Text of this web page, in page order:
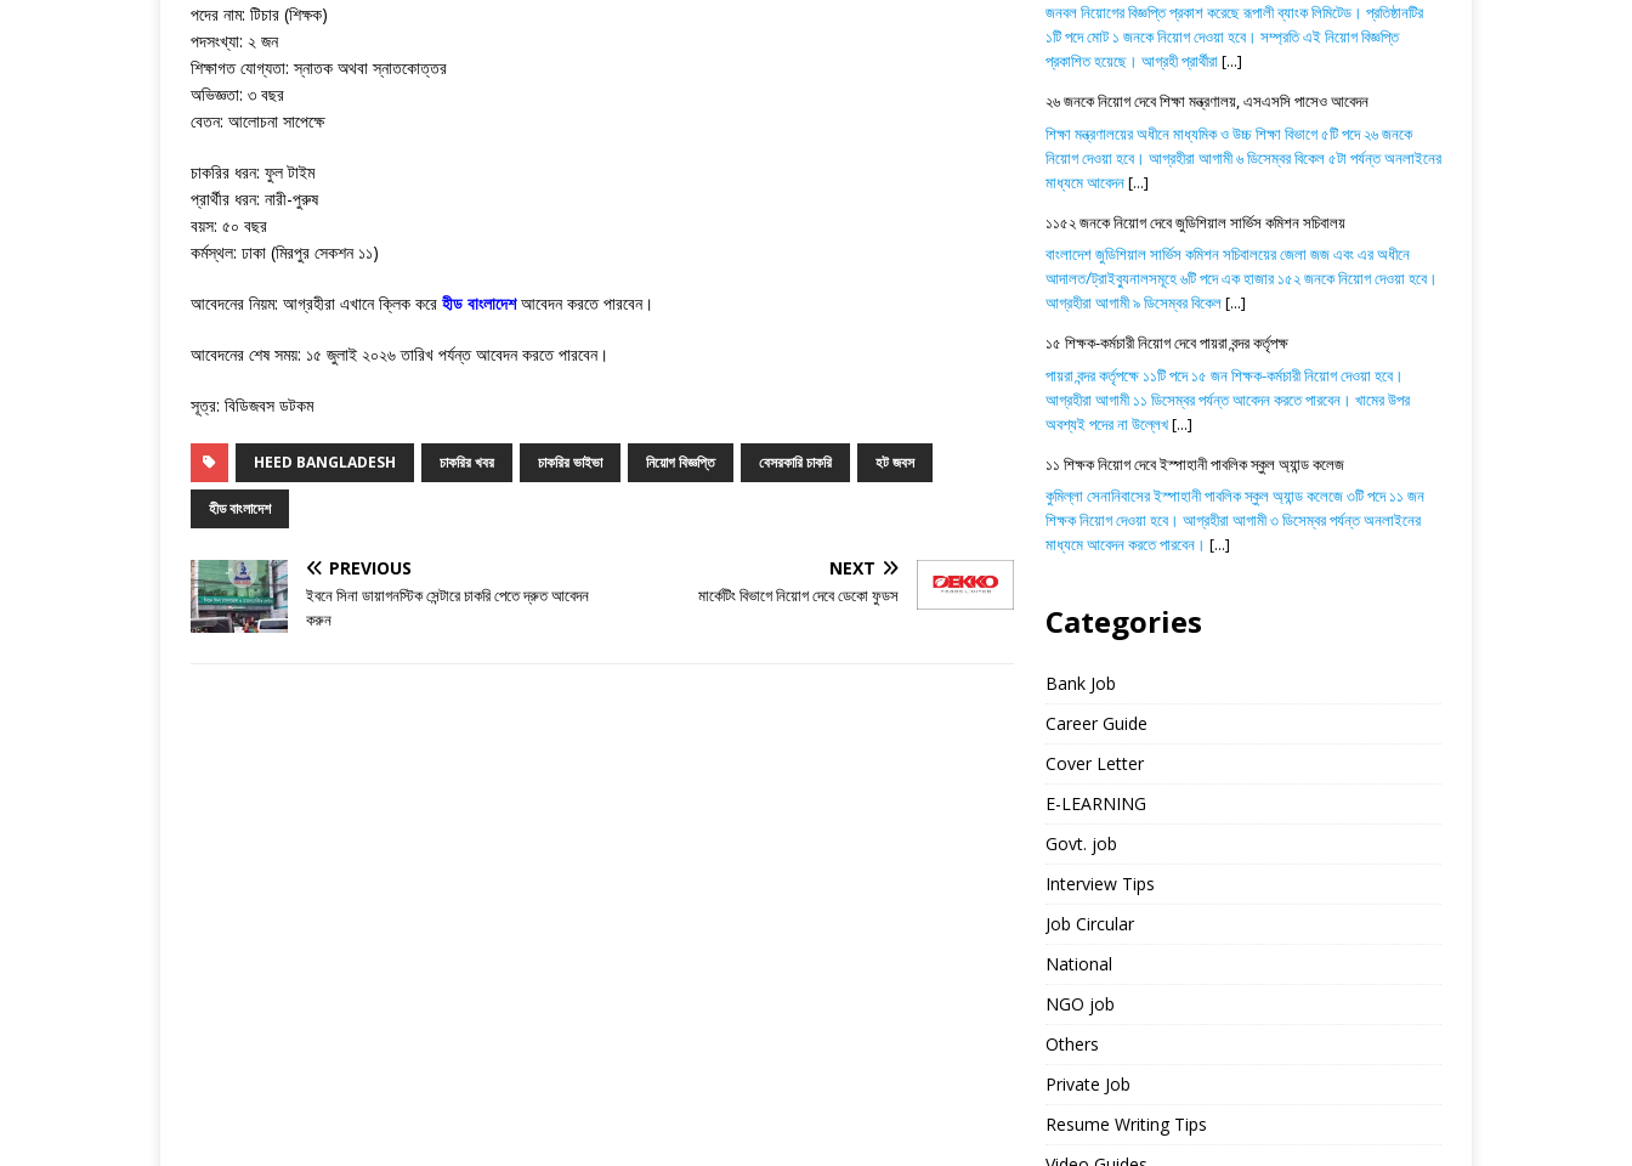
পদের নাম: টিচার (শিক্ষক)
পদসংখ্যা: ২ জন
শিক্ষাগত যোগ্যতা: স্নাতক অথবা স্নাতকোত্তর
অভিজ্ঞতা: ৩ বছর
বেতন: আলোচনা সাপেক্ষে
চাকরির ধরন: ফুল টাইম
প্রার্থীর ধরন: নারী-পুরুষ
বয়স: ৫০ বছর
কর্মস্থল: ঢাকা (মিরপুর সেকশন ১১)
আবেদনের নিয়ম: আগ্রহীরা এখানে ক্লিক করে হীড বাংলাদেশআবেদন করতে পারবেন।
আবেদনের শেষ সময়: ১৫ জুলাই ২০২৬ তারিখ পর্যন্ত আবেদন করতে পারবেন।
সূত্র: বিডিজবস ডটকম
HEED BANGLADESH চাকরির খবর চাকরির ভাইভা নিয়োগ বিজ্ঞপ্তি বেসরকারি চাকরি হট জবস
হীড বাংলাদেশ
PREVIOUS
ইবনে সিনা ডায়াগনস্টিক সেন্টারে চাকরি পেতে দ্রুত আবেদন
করুন
NEXT
মার্কেটিং বিভাগে নিয়োগ দেবে ডেকো ফুডস
জনবল নিয়োগের বিজ্ঞপ্তি প্রকাশ করেছে রূপালী ব্যাংক লিমিটেড। প্রতিষ্ঠানটির
১টি পদে মোট ১ জনকে নিয়োগ দেওয়া হবে। সম্প্রতি এই নিয়োগ বিজ্ঞপ্তি
প্রকাশিত হয়েছে। আগ্রহী প্রার্থীরা[...]
২৬ জনকে নিয়োগ দেবে শিক্ষা মন্ত্রণালয়, এসএসসি পাসেও আবেদন
শিক্ষা মন্ত্রণালয়ের অধীনে মাধ্যমিক ও উচ্চ শিক্ষা বিভাগে ৫টি পদে ২৬ জনকে
নিয়োগ দেওয়া হবে। আগ্রহীরা আগামী ৬ ডিসেম্বর বিকেল ৫টা পর্যন্ত অনলাইনের
মাধ্যমে আবেদন[...]
১১৫২ জনকে নিয়োগ দেবে জুডিশিয়াল সার্ভিস কমিশন সচিবালয়
বাংলাদেশ জুডিশিয়াল সার্ভিস কমিশন সচিবালয়ের জেলা জজ এবং এর অধীনে
আদালত/ট্রাইব্যুনালসমূহে ৬টি পদে এক হাজার ১৫২ জনকে নিয়োগ দেওয়া হবে।
আগ্রহীরা আগামী ৯ ডিসেম্বর বিকেল[...]
১৫ শিক্ষক-কর্মচারী নিয়োগ দেবে পায়রা বন্দর কর্তৃপক্ষ
পায়রা বন্দর কর্তৃপক্ষে ১১টি পদে ১৫ জন শিক্ষক-কর্মচারী নিয়োগ দেওয়া হবে।
আগ্রহীরা আগামী ১১ ডিসেম্বর পর্যন্ত আবেদন করতে পারবেন। খামের উপর
অবশ্যই পদের না উল্লেখ[...]
১১ শিক্ষক নিয়োগ দেবে ইস্পাহানী পাবলিক স্কুল অ্যান্ড কলেজ
কুমিল্লা সেনানিবাসের ইস্পাহানী পাবলিক স্কুল অ্যান্ড কলেজে ৩টি পদে ১১ জন
শিক্ষক নিয়োগ দেওয়া হবে। আগ্রহীরা আগামী ৩ ডিসেম্বর পর্যন্ত অনলাইনের
মাধ্যমে আবেদন করতে পারবেন। [...]
Categories
Bank Job
Career Guide
Cover Letter
E-LEARNING
Govt. job
Interview Tips
Job Circular
National
NGO job
Others
Private Job
Resume Writing Tips